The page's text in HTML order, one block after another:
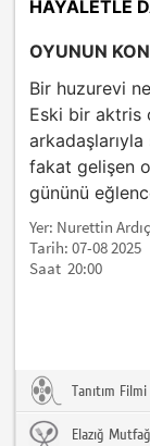
HAYALETLE
OYUNUN
Bir huzurevi
Eski bir aktris
fakat gelişen
gününü
Yer: Nurettin
Tarih: 07-08 2025
Saat 20:00
Tanıtım Filmi
Elazığ